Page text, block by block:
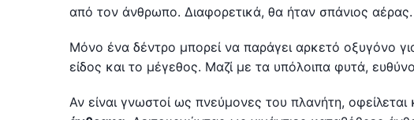
από τον άνθρωπο. Διαφορετικά, θα ήταν σπάνιος αέρας.
Μόνο ένα δέντρο μπορεί να παράγει αρκετό οξυγόνο
είδος και το μέγεθος. Μαζί με τα υπόλοιπα φυτά,
Αν είναι γνωστοί ως πνεύμονες του πλανήτη, οφείλεται